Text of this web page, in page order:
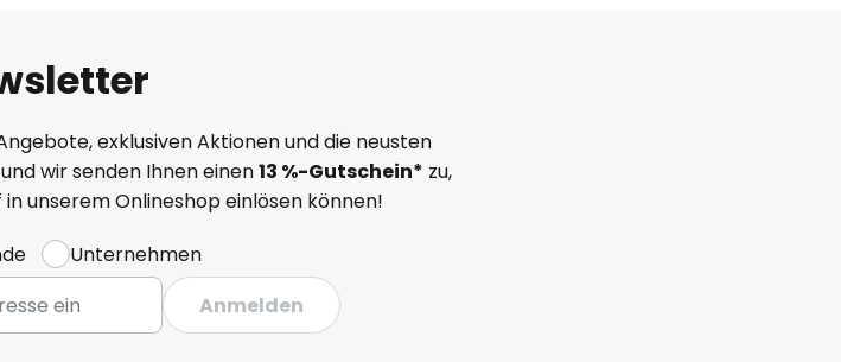
exklusiven Aktionen und die neusten
wir senden Ihnen einen13 %-Gutschein* zu,
unserem Onlineshop einlösen können!
Unternehmen
Anmelden